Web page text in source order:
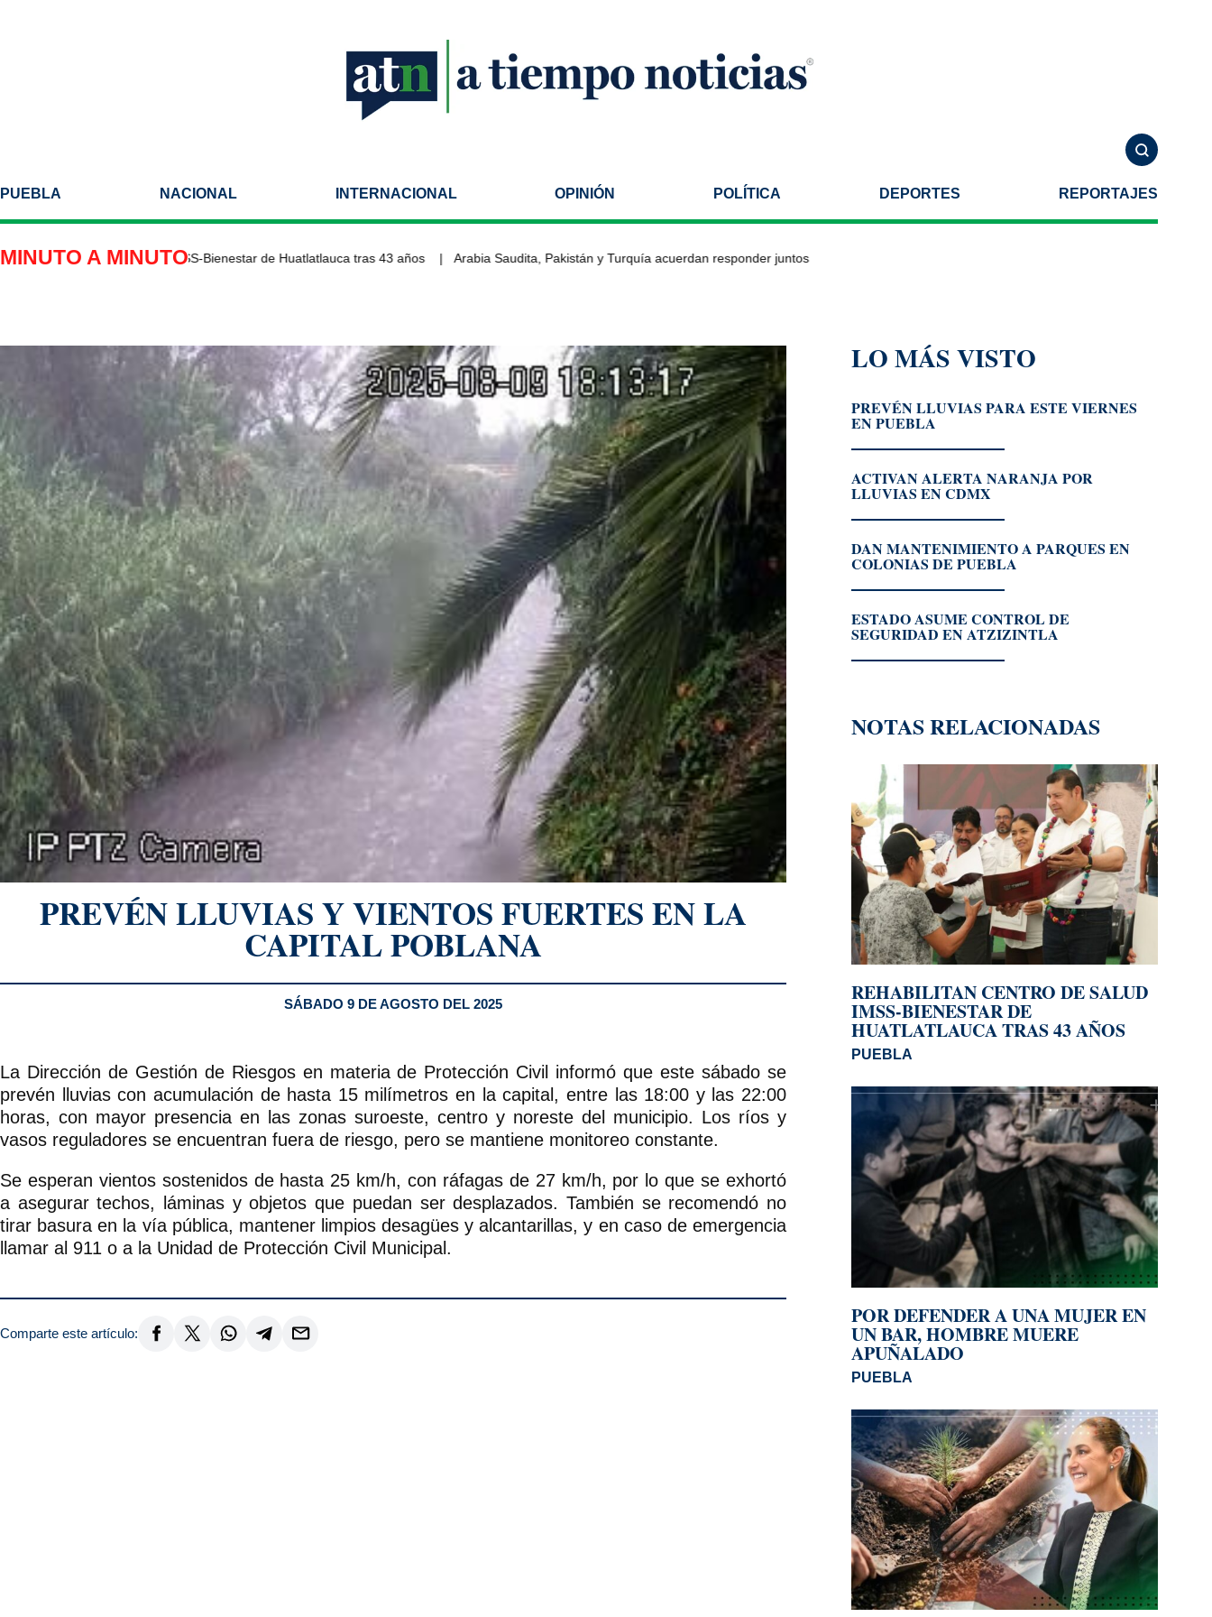
PUEBLA NACIONAL INTERNACIONAL OPINIÓN POLÍTICA DEPORTES REPORTAJES
MINUTO A MINUTO
Centro de Salud IMSS-Bienestar de Huatlatlauca tras 43 años Arabia Saudita, Pakistán y Turquía acuerdan responder juntos ante una agresión armada
PREVÉN LLUVIAS Y VIENTOS FUERTES EN LA
CAPITAL POBLANA
SÁBADO 9 DE AGOSTO DEL 2025
La Dirección de Gestión de Riesgos en materia de Protección Civil informó que este sábado se
prevén lluvias con acumulación de hasta 15 milímetros en la capital, entre las 18:00 y las 22:00
horas, con mayor presencia en las zonas suroeste, centro y noreste del municipio. Los ríos y
vasos reguladores se encuentran fuera de riesgo, pero se mantiene monitoreo constante.
Se esperan vientos sostenidos de hasta 25 km/h, con ráfagas de 27 km/h, por lo que se exhortó
a asegurar techos, láminas y objetos que puedan ser desplazados. También se recomendó no
tirar basura en la vía pública, mantener limpios desagües y alcantarillas, y en caso de emergencia
llamar al 911 o a la Unidad de Protección Civil Municipal.
Comparte este artículo:
LO MÁS VISTO
PREVÉN LLUVIAS PARA ESTE VIERNES
EN PUEBLA
ACTIVAN ALERTA NARANJA POR
LLUVIAS EN CDMX
DAN MANTENIMIENTO A PARQUES EN
COLONIAS DE PUEBLA
ESTADO ASUME CONTROL DE
SEGURIDAD EN ATZIZINTLA
NOTAS RELACIONADAS
REHABILITAN CENTRO DE SALUD
IMSS-BIENESTAR DE
HUATLATLAUCA TRAS 43 AÑOS
PUEBLA
POR DEFENDER A UNA MUJER EN
UN BAR, HOMBRE MUERE
APUÑALADO
PUEBLA